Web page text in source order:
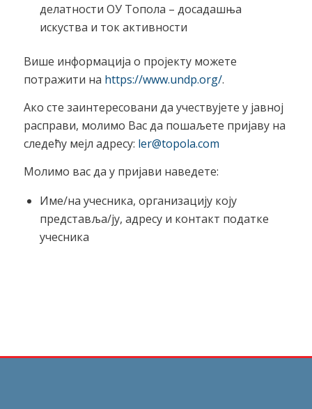
делатности ОУ Топола – досадашња
искуства и ток активности
Више информација о пројекту можете
потражити на https://www.undp.org/.
Ако сте заинтересовани да учествујете у јавној
расправи, молимо Вас да пошаљете пријаву на
следећу мејл адресу: ler@topola.com
Молимо вас да у пријави наведете:
Име/на учесника, организацију коју
представља/ју, адресу и контакт податке
учесника